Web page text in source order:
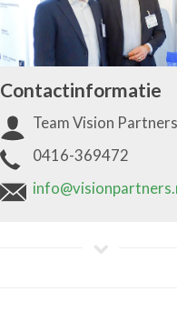
Contactinformatie
Team Vision Partners
0416-369472